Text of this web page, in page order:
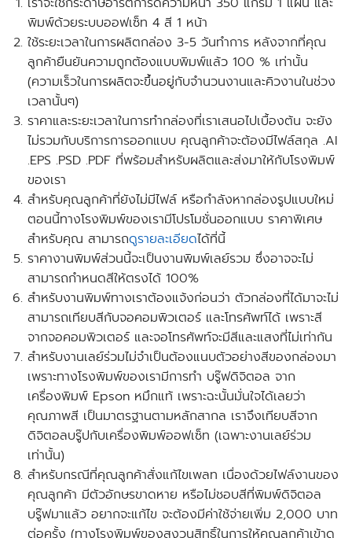
พิมพ์ด้วยระบบออฟเซ็ท 4 สี 1 หน้า
ใช้ระยะเวลาในการผลิตกล่อง 3-5 วันทำการ หลังจากที่คุณ
ลูกค้ายืนยันความถูกต้องแบบพิมพ์แล้ว 100 % เท่านั้น
(ความเร็วในการผลิตจะขึ้นอยู่กับจำนวนงานและคิวงานในช่วง
เวลานั้นๆ)
ราคาและระยะเวลาในการทำกล่องที่เราเสนอไปเบื้องต้น จะยัง
ไม่รวมกับบริการการออกแบบ คุณลูกค้าจะต้องมีไฟล์สกุล .AI
.EPS .PSD .PDF ที่พร้อมสำหรับผลิตและส่งมาให้กับโรงพิมพ์
ของเรา
สำหรับคุณลูกค้าที่ยังไม่มีไฟล์ หรือกำลังหากล่องรูปแบบใหม่
ตอนนี้ทางโรงพิมพ์ของเรามีโปรโมชั่นออกแบบ ราคาพิเศษ
สำหรับคุณ สามารถดูรายละเอียดได้ที่นี้
ราคางานพิมพ์ส่วนนี้จะเป็นงานพิมพ์เลย์รวม ซึ่งอาจจะไม่
สามารถกำหนดสีให้ตรงได้ 100%
สำหรับงานพิมพ์ทางเราต้องแจ้งก่อนว่า ตัวกล่องที่ได้มาจะไม่
สามารถเทียบสีกับจอคอมพิวเตอร์ และโทรศัพท์ได้ เพราะสี
จากจอคอมพิวเตอร์ และจอโทรศัพท์จะมีสีและแสงที่ไม่เท่ากัน
สำหรับงานเลย์ร่วมไม่จำเป็นต้องแนบตัวอย่างสีของกล่องมา
เพราะทางโรงพิมพ์ของเรามีการทำ บรู๊ฟดิจิตอล จาก
เครื่องพิมพ์ Epson หมึกแท้ เพราะฉะนั้นมั่นใจได้เลยว่า
คุณภาพสี เป็นมาตรฐานตามหลักสากล เราจึงเทียบสีจาก
ดิจิตอลบรู๊ปกับเครื่องพิมพ์ออฟเซ็ท (เฉพาะงานเลย์ร่วม
เท่านั้น)
สำหรับกรณีที่คุณลูกค้าสั่งแก้ไขเพลท เนื่องด้วยไฟล์งานของ
คุณลูกค้า มีตัวอักษรขาดหาย หรือไม่ชอบสีที่พิมพ์ดิจิตอล
บรู๊ฟมาแล้ว อยากจะแก้ไข จะต้องมีค่าใช้จ่ายเพิ่ม 2,000 บาท
ต่อครั้ง(ทางโรงพิมพ์ของสงวนสิทธิ์ในการให้คุณลูกค้าเข้าดู